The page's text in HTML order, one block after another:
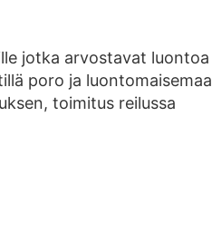
jotka arvostavat luontoa
poro ja luontomaisemaa
toimitus reilussa